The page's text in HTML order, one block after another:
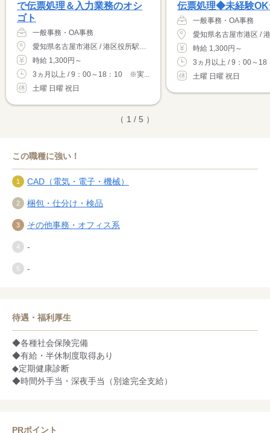
で伝票処理＆入力業務のオシ
ゴト
一般事務・OA事務
愛知県名古屋市港区 / 港区役所駅（徒歩5分）
時給 1,300円～
3ヵ月以上 / 9：00～18：10 ※実...
土曜 日曜 祝日
伝票処理◆未経験OK
一般事務・OA事務
時給 1,300円～
3ヵ月以上 / 9：00～
土曜 日曜 祝日
（ 1 / 5 ）
この職種に強い！
CAD（電気・電子・機械）
梱包・仕分け・検品
その他事務・オフィス系
-
-
待遇・福利厚生
◆各種社会保険完備
◆有給・半休制度取得あり
◆定期健康診断
◆時間外手当・深夜手当（別途完全支給）
PRポイント